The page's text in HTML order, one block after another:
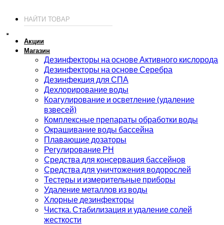
Акции
Магазин
Дезинфекторы на основе Активного кислорода
Дезинфекторы на основе Серебра
Дезинфекция для СПА
Дехлорирование воды
Коагулирование и осветление (удаление
взвесей)
Комплексные препараты обработки воды
Окрашивание воды бассейна
Плавающие дозаторы
Регулирование РН
Средства для консервация бассейнов
Средства для уничтожения водорослей
Тестеры и измерительные приборы
Удаление металлов из воды
Хлорные дезинфекторы
Чистка. Стабилизация и удаление солей
жесткости